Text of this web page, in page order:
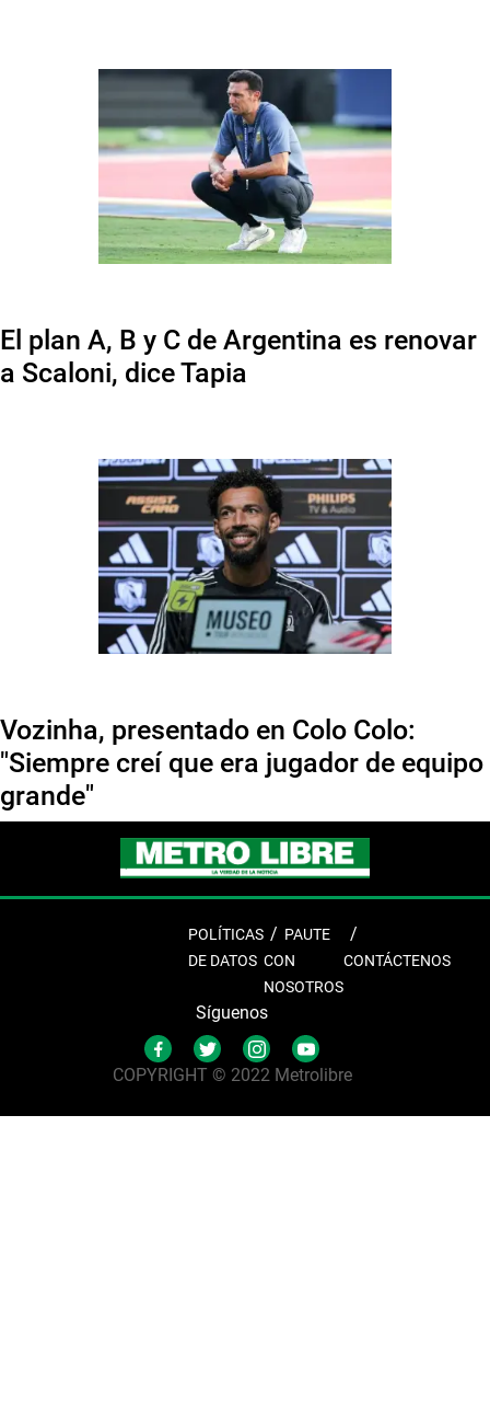
El plan A, B y C de Argentina es renovar
a Scaloni, dice Tapia
Vozinha, presentado en Colo Colo:
"Siempre creí que era jugador de equipo
grande"
POLÍTICAS
DE DATOS
PAUTE
CON
NOSOTROS
CONTÁCTENOS
Síguenos
COPYRIGHT © 2022 Metrolibre